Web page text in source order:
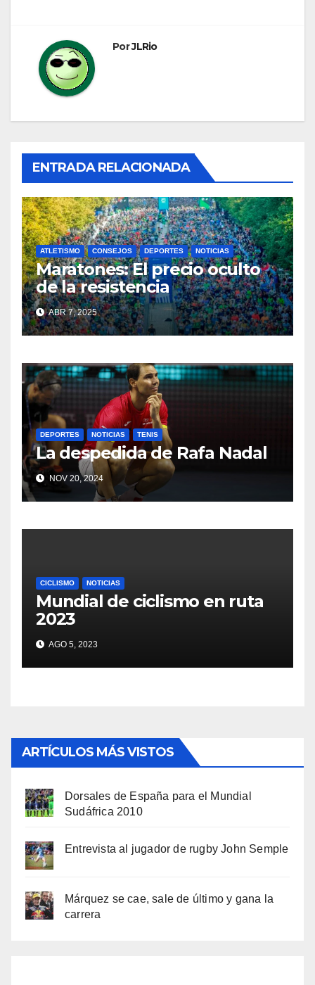
PorJLRio
ENTRADA RELACIONADA
ATLETISMO CONSEJOS DEPORTES NOTICIAS
Maratones: El precio oculto
de la resistencia
ABR 7, 2025
DEPORTES NOTICIAS TENIS
La despedida de Rafa Nadal
NOV 20, 2024
CICLISMO NOTICIAS
Mundial de ciclismo en ruta
2023
AGO 5, 2023
ARTÍCULOS MÁS VISTOS
Dorsales de España para el Mundial
Sudáfrica 2010
Entrevista al jugador de rugby John Semple
Márquez se cae, sale de último y gana la
carrera